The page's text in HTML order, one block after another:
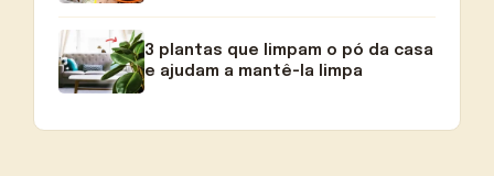
3 plantas que limpam o pó da casa
e ajudam a mantê-la limpa